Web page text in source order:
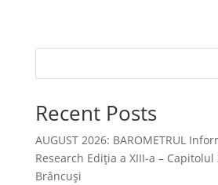
Recent Posts
AUGUST 2026: BAROMETRUL
Research Ediția a XIII-a –
Brâncuși